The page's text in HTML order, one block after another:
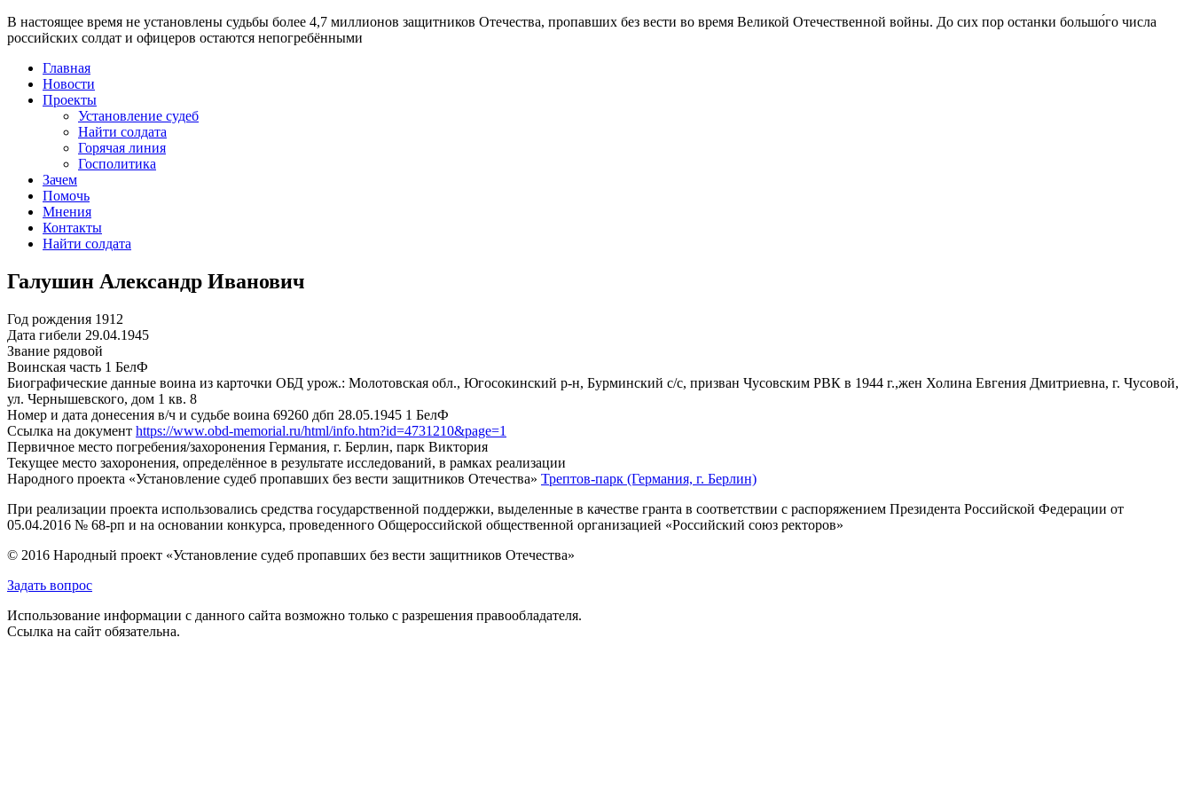
В настоящее время не установлены судьбы более 4,7 миллионов защитников Отечества, пропавших без вести во время Великой Отечественной войны. До сих пор останки большо́го числа
российских солдат и офицеров остаются непогребёнными
Главная
Новости
Проекты
Установление судеб
Найти солдата
Горячая линия
Госполитика
Зачем
Помочь
Мнения
Контакты
Найти солдата
Галушин Александр Иванович
Год рождения 1912
Дата гибели 29.04.1945
Звание рядовой
Воинская часть 1 БелФ
Биографические данные воина из карточки ОБД урож.: Молотовская обл., Югосокинский р-н, Бурминский с/с, призван Чусовским РВК в 1944 г.,жен Холина Евгения Дмитриевна, г. Чусовой,
ул. Чернышевского, дом 1 кв. 8
Номер и дата донесения в/ч и судьбе воина 69260 дбп 28.05.1945 1 БелФ
Ссылка на документ https://www.obd-memorial.ru/html/info.htm?id=4731210&page=1
Первичное место погребения/захоронения Германия, г. Берлин, парк Виктория
Текущее место захоронения, определённое в результате исследований, в рамках реализации
Народного проекта «Установление судеб пропавших без вести защитников Отечества» Трептов-парк (Германия, г. Берлин)
При реализации проекта использовались средства государственной поддержки, выделенные в качестве гранта в соответствии с распоряжением Президента Российской Федерации от
05.04.2016 № 68-рп и на основании конкурса, проведенного Общероссийской общественной организацией «Российский союз ректоров»
© 2016 Народный проект «Установление судеб пропавших без вести защитников Отечества»
Задать вопрос
Использование информации с данного сайта возможно только с разрешения правообладателя.
Ссылка на сайт обязательна.